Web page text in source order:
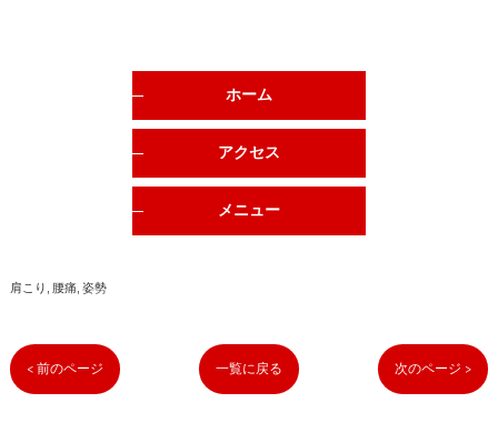
ホーム
アクセス
メニュー
肩こり 腰痛 姿勢
< 前のページ 一覧に戻る 次のページ >